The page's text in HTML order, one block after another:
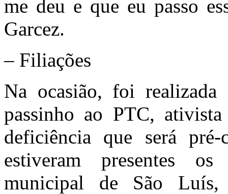
me deu e que eu passo
Garcez.
– Filiações
Na ocasião, foi
passinho ao PTC,
deficiência que será pré-
estiveram presentes
municipal de São Luís,